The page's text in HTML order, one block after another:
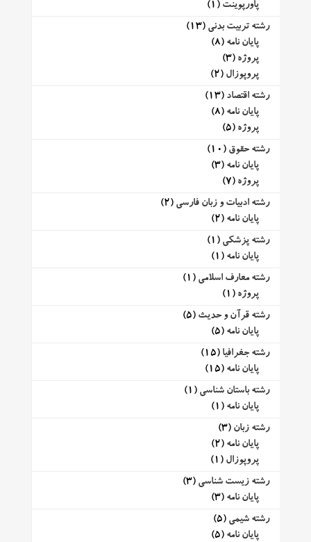
پاورپوینت (1)
رشته تربیت بدنی (13)
پایان نامه (8)
پروژه (3)
پروپوزال (2)
رشته اقتصاد (13)
پایان نامه (8)
پروژه (5)
رشته حقوق (10)
پایان نامه (3)
پروژه (7)
رشته ادبیات و زبان فارسی (2)
پایان نامه (2)
رشته پزشکی (1)
پایان نامه (1)
رشته معارف اسلامی (1)
پروژه (1)
رشته قرآن و حدیث (5)
پایان نامه (5)
رشته جغرافیا (15)
پایان نامه (15)
رشته باستان شناسی (1)
پایان نامه (1)
رشته زبان (3)
پایان نامه (2)
پروپوزال (1)
رشته زیست شناسی (3)
پایان نامه (3)
رشته شیمی (5)
پایان نامه (5)